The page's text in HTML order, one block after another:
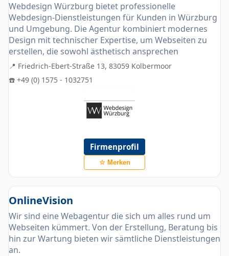
Webdesign Würzburg bietet professionelle
Webdesign-Dienstleistungen für Kunden in Würzburg
und Umgebung. Die Agentur kombiniert modernes
Design mit technischer Expertise, um Webseiten zu
erstellen, die sowohl ästhetisch ansprechen
📍 Friedrich-Ebert-Straße 13, 83059 Kolbermoor
☎️ +49 (0) 1575 - 1032751
Firmenprofil
☆ Merken
OnlineVision
Wir sind eine Webagentur die sich um alles rund um
Webseiten kümmert. Von der Erstellung, Beratung bis
hin zur Wartung bieten wir sämtliche Dienstleistungen
an.